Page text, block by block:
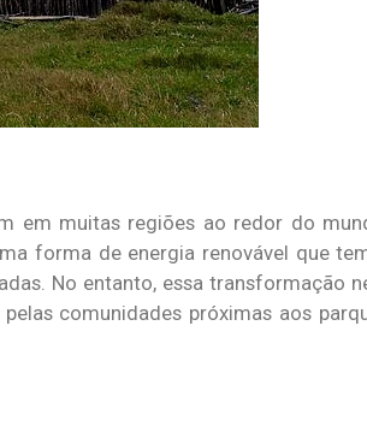
em muitas regiões ao redor do
forma de energia renovável que
No entanto, essa transformação
comunidades próximas aos